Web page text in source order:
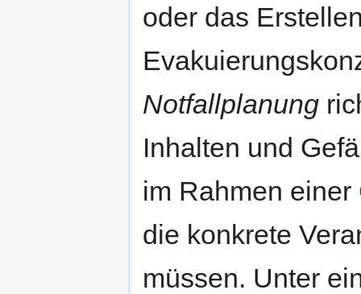
oder das
Notfallplanung
Inhalten und
im Rahmen einer
die konkrete
müssen. Unter